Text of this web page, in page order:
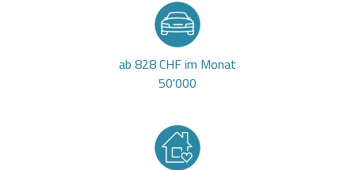
ab 828 CHF im Monat
50'000